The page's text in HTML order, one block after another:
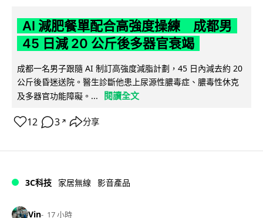
AI 減肥餐單配合高強度操練 成都男
45 日減 20 公斤後多器官衰竭
成都一名男子跟隨 AI 制訂高強度減脂計劃，45 日內減去約 20
公斤後昏迷送院。醫生診斷他患上尿源性膿毒症、膿毒性休克
及多器官功能障礙。...
閱讀全文
12 3 ↗ 分享
3C科技 家居無線 影音產品
Vin 17 小時